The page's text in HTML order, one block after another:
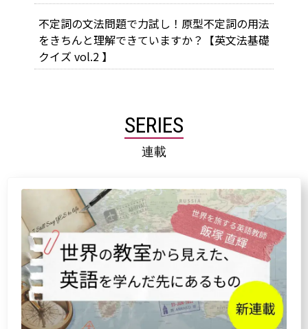
不定詞の文法問題で力試し！原型不定詞の用法
をきちんと理解できていますか？【英文法基礎
クイズ vol.2 】
SERIES
連載